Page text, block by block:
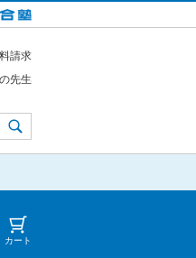
請求
先生
カート